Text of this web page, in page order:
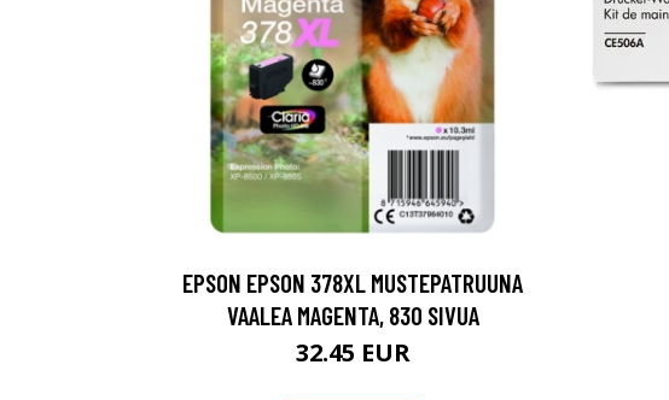
EPSON EPSON 378XL MUSTEPATRUUNA
VAALEA MAGENTA, 830 SIVUA
32.45 EUR